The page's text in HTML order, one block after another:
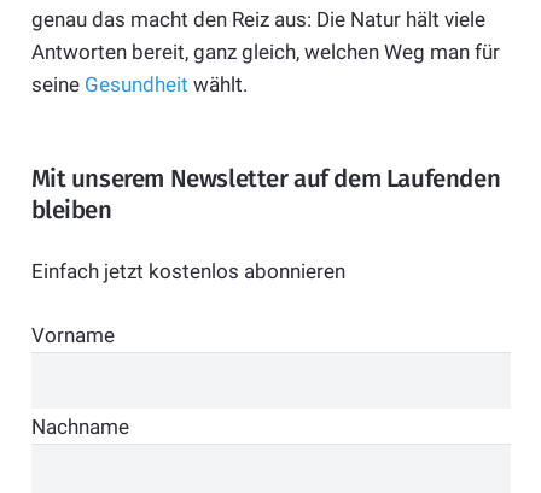
genau das macht den Reiz aus: Die Natur hält viele
Antworten bereit, ganz gleich, welchen Weg man für
seine Gesundheit wählt.
Mit unserem Newsletter auf dem Laufenden
bleiben
Einfach jetzt kostenlos abonnieren
Vorname
Nachname